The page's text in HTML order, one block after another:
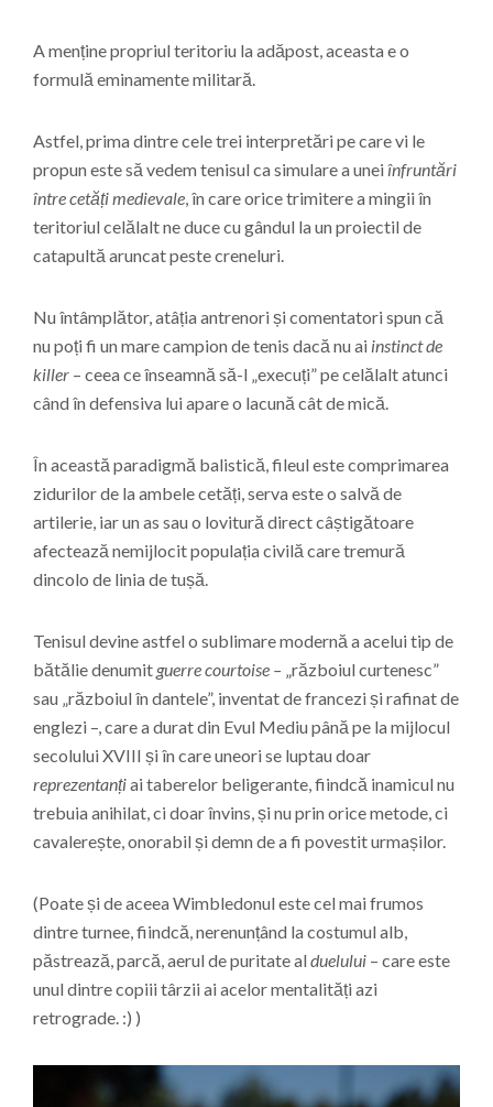
A menține propriul teritoriu la adăpost, aceasta e o
formulă eminamente militară.
Astfel, prima dintre cele trei interpretări pe care vi le
propun este să vedem tenisul ca simulare a unei înfruntări
între cetăți medievale, în care orice trimitere a mingii în
teritoriul celălalt ne duce cu gândul la un proiectil de
catapultă aruncat peste creneluri.
Nu întâmplător, atâția antrenori și comentatori spun că
nu poți fi un mare campion de tenis dacă nu ai instinct de
killer – ceea ce înseamnă să-l „execuți” pe celălalt atunci
când în defensiva lui apare o lacună cât de mică.
În această paradigmă balistică, fileul este comprimarea
zidurilor de la ambele cetăți, serva este o salvă de
artilerie, iar un as sau o lovitură direct câștigătoare
afectează nemijlocit populația civilă care tremură
dincolo de linia de tușă.
Tenisul devine astfel o sublimare modernă a acelui tip de
bătălie denumit guerre courtoise – „războiul curtenesc”
sau „războiul în dantele”, inventat de francezi și rafinat de
englezi –, care a durat din Evul Mediu până pe la mijlocul
secolului XVIII și în care uneori se luptau doar
reprezentanțiai taberelor beligerante, fiindcă inamicul nu
trebuia anihilat, ci doar învins, și nu prin orice metode, ci
cavalerește, onorabil și demn de a fi povestit urmașilor.
(Poate și de aceea Wimbledonul este cel mai frumos
dintre turnee, fiindcă, nerenunțând la costumul alb,
păstrează, parcă, aerul de puritate al duelului – care este
unul dintre copiii târzii ai acelor mentalități azi
retrograde. :) )